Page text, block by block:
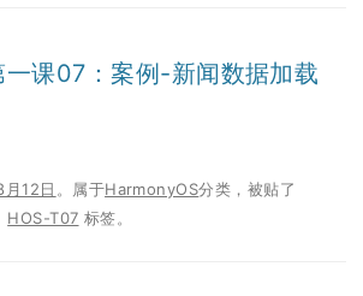
课07：案例-新闻数据加载
12日 。属于HarmonyOS分类，被贴了
HOS-T07 标签。